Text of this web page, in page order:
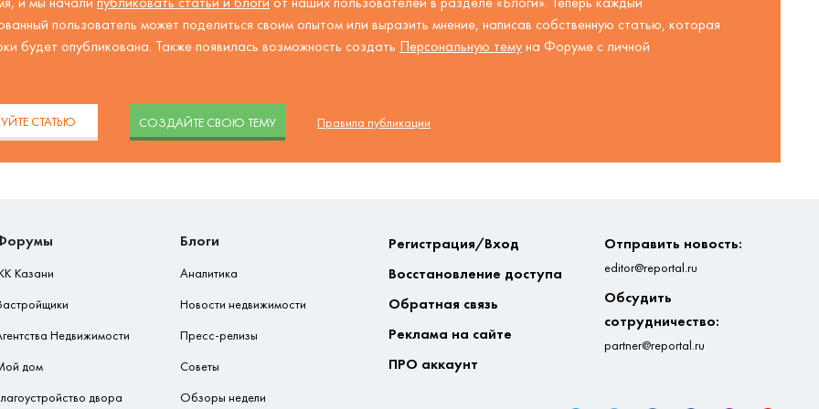
пользователь может поделиться своим опытом или выразить мнение, написав собственную статью, которая
будет опубликована. Также появилась возможность создать Персональную тему на Форуме с личной
СТАТЬЮ CОЗДАЙТЕ СВОЮ ТЕМУ Правила публикации
Казани
Недвижимости
дом
двора
Блоги
Аналитика
Новости недвижимости
Пресс-релизы
Советы
Обзоры недели
Регистрация/Вход
Восстановление доступа
Обратная связь
Реклама на сайте
ПРО аккаунт
Отправить новость:
editor@reportal.ru
Обсудить
сотрудничество:
partner@reportal.ru